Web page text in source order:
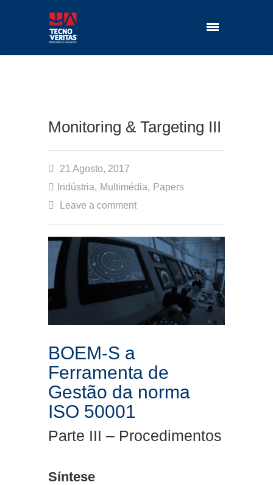
Monitoring & Targeting III
21 Agosto, 2017
Indústria, Multimédia, Papers
Leave a comment
BOEM-S a
Ferramenta de
Gestão da norma
ISO 50001
Parte III – Procedimentos
Síntese